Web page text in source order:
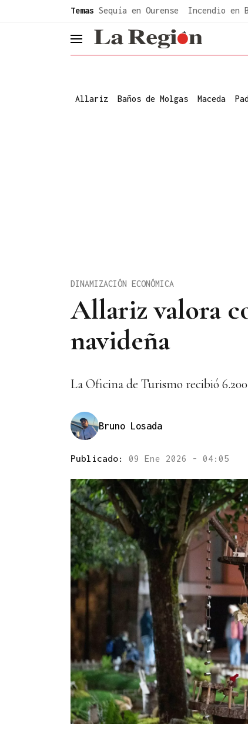
Temas Sequía en Ourense Incendio en
header.menu.open
Allariz Baños de Molgas Maceda
Allariz valora
navideña
DINAMIZACIÓN ECONÓMICA
La Oficina de Turismo recibió
Bruno Losada
Publicado: 09 Ene 2026 - 04:05